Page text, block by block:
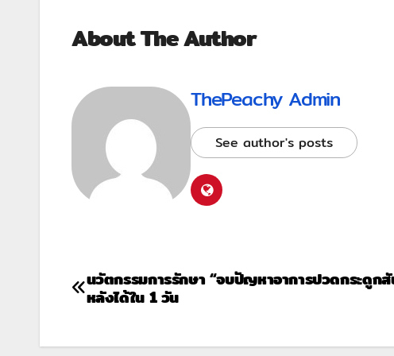
About The Author
ThePeachy Admin
See author's posts
นวัตกรรมการรักษา “จบปัญหาอาการปวดกระดูก
หลังได้ใน 1 วัน